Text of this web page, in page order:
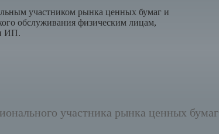
участником рынка ценных бумаг и
обслуживания физическим лицам,
ИП.
участника рынка ценных бумаг